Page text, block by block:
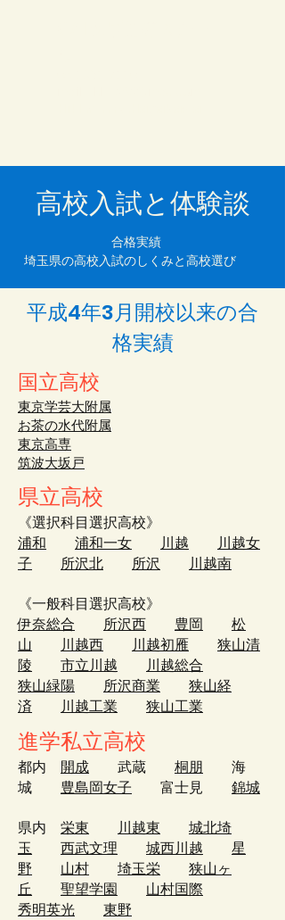
高校入試と体験談
合格実績
埼玉県の高校入試のしくみと高校選び
平成4年3月開校以来の合
格実績
国立高校
東京学芸大附属
お茶の水代附属
東京高専
筑波大坂戸
県立高校
《選択科目選択高校》
浦和
浦和一女 川越
川越女
子
所沢北 所沢 川越南
《一般科目選択高校》
伊奈総合
所沢西 豊岡
松
山
川越西 川越初雁
狭山清
陵
市立川越
川越総合
狭山緑陽
所沢商業
狭山経
済
川越工業 狭山工業
進学私立高校
都内 開成 武蔵 桐朋 海
城 豊島岡女子 富士見 錦城
県内 栄東 川越東
城北埼
玉
西武文理 城西川越
星
野
山村 埼玉栄
狭山ヶ
丘
聖望学園
山村国際
秀明英光
東野​